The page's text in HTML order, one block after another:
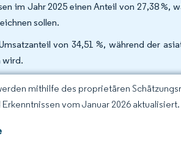
im Jahr 2025 einen Anteil von 27,38 %,
sollen.
von 34,51 %, während der
wird.
mithilfe des proprietären
vom Januar 2026 aktualisiert.